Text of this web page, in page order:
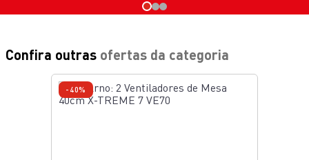
Confira outras ofertas da categoria
-40%